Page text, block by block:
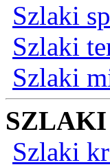
Szlaki
Szlaki
Szlaki
SZLAKI
Szlaki